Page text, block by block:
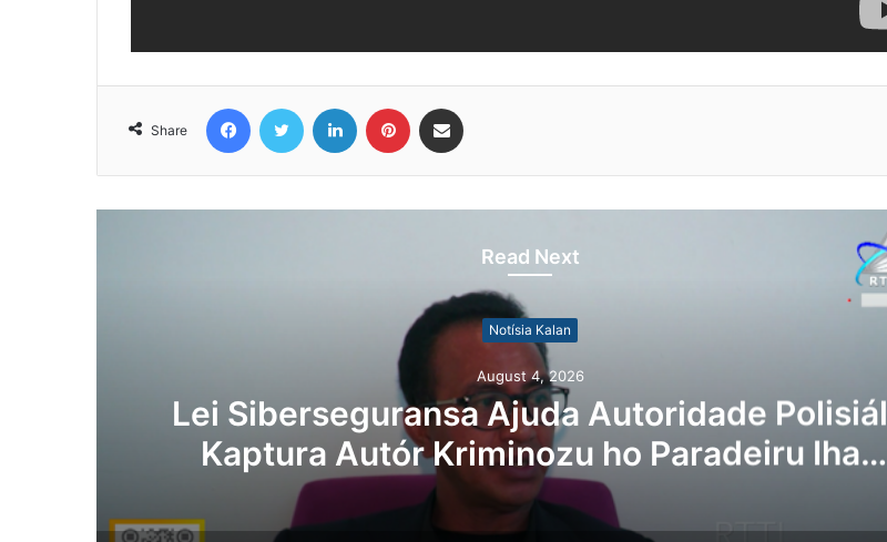
Share
Read Next
Notísia Kalan
August 4, 2026
Lei Siberseguransa Ajuda Autoridade Polisiál
Kaptura Autór Kriminozu ho Paradeiru Iha
Estranjeiru